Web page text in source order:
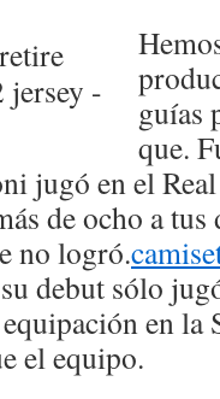
guías
que.
jugó en el
de ocho a tus
no logró.
debut sólo
en la
el equipo.